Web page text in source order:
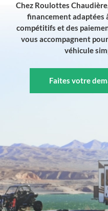
Chez Roulottes
financement adaptées
compétitifs et des
vous accompagnent
véhicule
Faites votre